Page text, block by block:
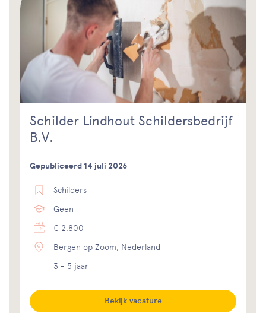
Schilder Lindhout Schildersbedrijf
B.V.
Gepubliceerd 14 juli 2026
Schilders
Geen
€ 2.800
Bergen op Zoom, Nederland
3 - 5 jaar
Bekijk vacature